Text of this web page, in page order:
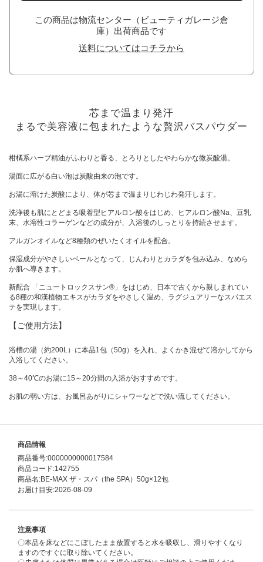
この商品は物流センター（ビューティガレージ倉
庫）出荷商品です
送料についてはコチラから
芯まで温まり発汗
まるで美容液に包まれたような贅沢バスパウダー
柑橘系ハーブ精油がふわりと香る、とろりとしたやわらかな微炭酸湯。
湯面に広がる白い泡は炭酸由来の泡です。
お湯に溶けた炭酸により、体が芯まで温まりじわじわ発汗します。
洗浄後も肌にとどまる吸着型ヒアルロン酸をはじめ、ヒアルロン酸Na、豆乳
末、水溶性コラーゲンなどの成分が、入浴後のしっとりを持続させます。
アルガンオイルなど8種類のぜいたくオイルを配合。
保湿成分がやさしいベールとなって、じんわりとカラダを包み込み、なめら
か肌へ導きます。
新配合 「ニュートロックスサン®」をはじめ、日本で古くから親しまれてい
る8種の和漢植物エキスがカラダをやさしく温め、ラグジュアリーなスパエス
テを実現します。
【ご使用方法】
浴槽の湯（約200L）に本品1包（50g）を入れ、よくかき混ぜて溶かしてから
入浴してください。
38～40℃のお湯に15～20分間の入浴がおすすめです。
お肌の弱い方は、お風呂あがりにシャワーなどで洗い流してください。
商品情報
商品番号:0000000000017584
商品コード:142755
商品名:BE-MAX ザ・スパ（the SPA）50g×12包
お届け目安:2026-08-09
注意事項
〇本品を床などにこぼしたまま放置すると水を吸収し、滑りやすくなり
ますのですぐに取り除いてください。